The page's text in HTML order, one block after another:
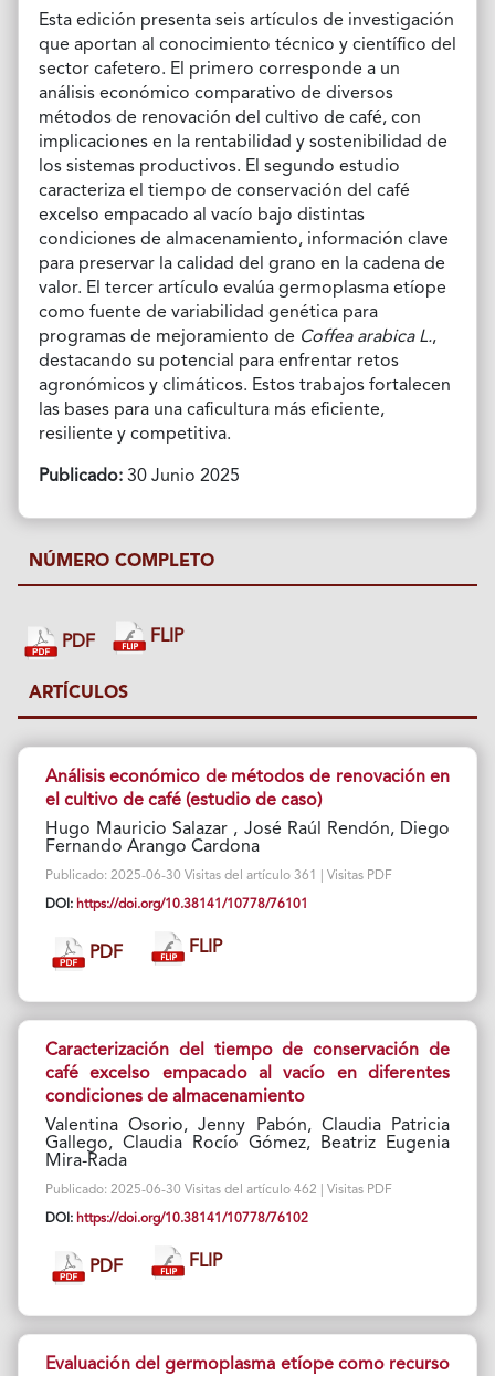
Esta edición presenta seis artículos de investigación
que aportan al conocimiento técnico y científico del
sector cafetero. El primero corresponde a un
análisis económico comparativo de diversos
métodos de renovación del cultivo de café, con
implicaciones en la rentabilidad y sostenibilidad de
los sistemas productivos. El segundo estudio
caracteriza el tiempo de conservación del café
excelso empacado al vacío bajo distintas
condiciones de almacenamiento, información clave
para preservar la calidad del grano en la cadena de
valor. El tercer artículo evalúa germoplasma etíope
como fuente de variabilidad genética para
programas de mejoramiento de Coffea arabica L.,
destacando su potencial para enfrentar retos
agronómicos y climáticos. Estos trabajos fortalecen
las bases para una caficultura más eficiente,
resiliente y competitiva.
Publicado:30 Junio 2025
NÚMERO COMPLETO
PDF FLIP
ARTÍCULOS
Análisis económico de métodos de renovación en
el cultivo de café (estudio de caso)
Hugo Mauricio Salazar , José Raúl Rendón, Diego
Fernando Arango Cardona
Publicado: 2025-06-30 Visitas del artículo 361 | Visitas PDF
DOI: https://doi.org/10.38141/10778/76101
PDF FLIP
Caracterización del tiempo de conservación de
café excelso empacado al vacío en diferentes
condiciones de almacenamiento
Valentina Osorio, Jenny Pabón, Claudia Patricia
Gallego, Claudia Rocío Gómez, Beatriz Eugenia
Mira-Rada
Publicado: 2025-06-30 Visitas del artículo 462 | Visitas PDF
DOI: https://doi.org/10.38141/10778/76102
PDF FLIP
Evaluación del germoplasma etíope como recurso